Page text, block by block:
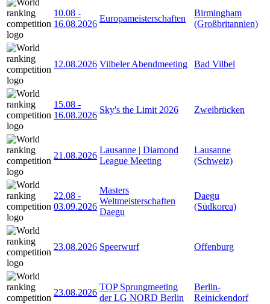
10.08 -
16.08.2026
Europameisterschaften
Birmingham
(Großbritannien)
12.08.2026 Vilbeler Abendmeeting Bad Vilbel
15.08 -
16.08.2026
Sky's the Limit 2026 Zweibrücken
21.08.2026
Lausanne | Diamond
League Meeting
Lausanne
(Schweiz)
22.08 -
03.09.2026
Masters
Weltmeisterschaften
Daegu
Daegu
(Südkorea)
23.08.2026 Speerwurf Offenburg
23.08.2026
TOP Sprungmeeting
der LG NORD Berlin
Berlin-
Reinickendorf